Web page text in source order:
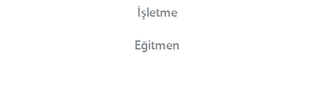
İşletme
Eğitmen